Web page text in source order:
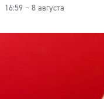
16:59 – 8 августа